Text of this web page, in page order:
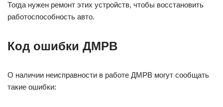
Тогда нужен ремонт этих устройств, чтобы восстановить
работоспособность авто.
Код ошибки ДМРВ
О наличии неисправности в работе ДМРВ могут сообщать
такие ошибки: